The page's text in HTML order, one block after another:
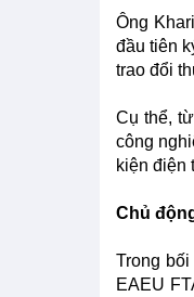
Ông
đầu tiên
trao đổi
Cụ thể,
công
kiện điện
Chủ
Trong
EAEU